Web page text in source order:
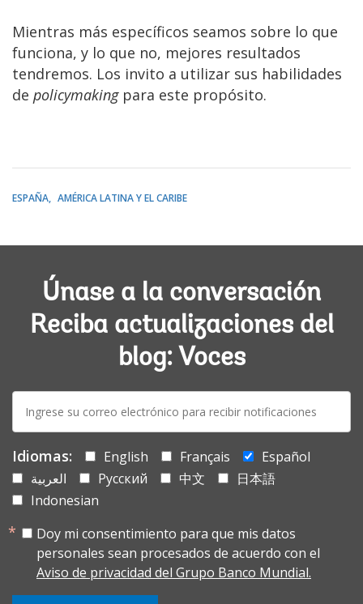
Mientras más específicos seamos sobre lo que
funciona, y lo que no, mejores resultados
tendremos. Los invito a utilizar sus habilidades
de policymakingpara este propósito.
ESPAÑA AMÉRICA LATINA Y EL CARIBE
Únase a la conversación
Reciba actualizaciones del
blog: Voces
E-
mail:
Idiomas: English Français
Español
العربية
Русский 中文
日本語
Indonesian
Doy mi consentimiento para que mis datos
personales sean procesados de acuerdo con el
Aviso de privacidad del Grupo Banco Mundial.